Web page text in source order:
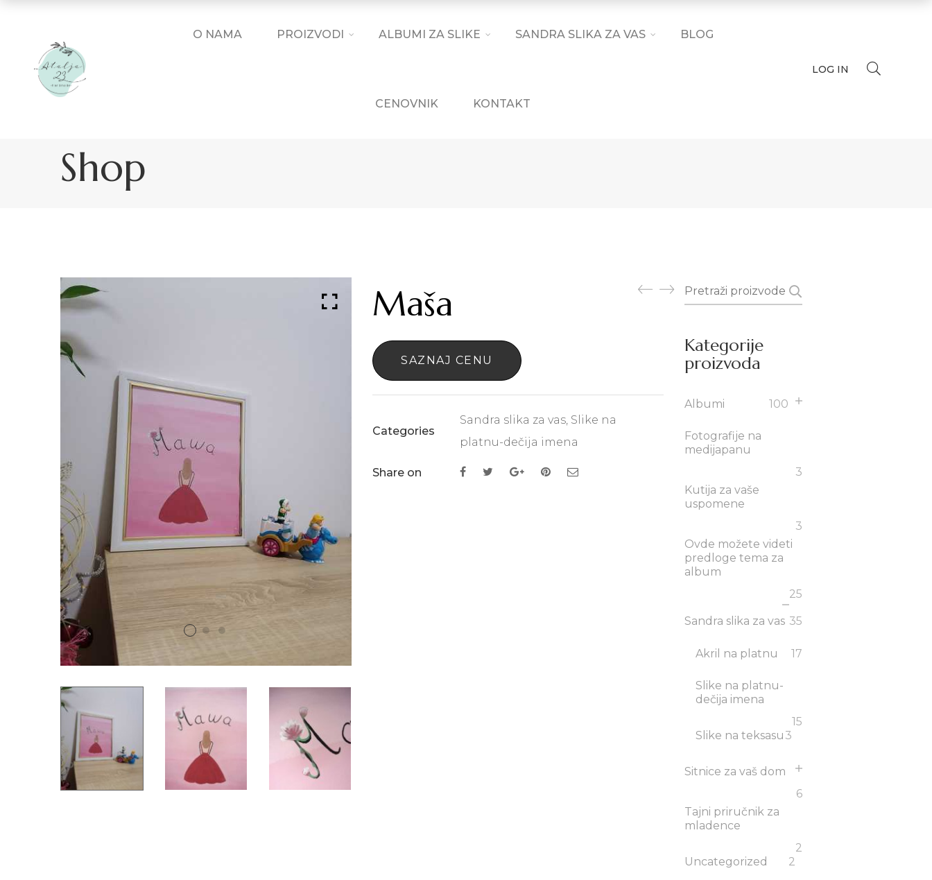
O NAMA PROIZVODI ALBUMI ZA SLIKE SANDRA SLIKA ZA VAS BLOG
CENOVNIK KONTAKT
LOG IN
Shop
Maša
SAZNAJ CENU
Categories
Sandra slika za vas, Slike na
platnu-dečija imena
Share on
Pretraži:
Kategorije
proizvoda
Albumi 100
Fotografije na
medijapanu
3
Kutija za vaše
uspomene
3
Ovde možete videti
predloge tema za
album
25
Sandra slika za vas 35
Akril na platnu 17
Slike na platnu-
dečija imena
15
Slike na teksasu 3
Sitnice za vaš dom
6
Tajni priručnik za
mladence
2
Uncategorized
2